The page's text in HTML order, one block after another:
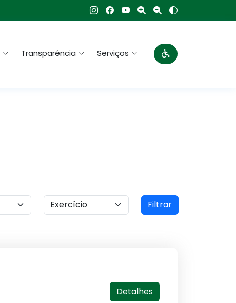
Transparência Serviços
Filtrar
Detalhes